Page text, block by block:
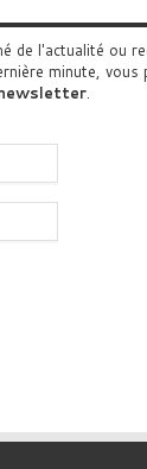
de l'actualité ou
minute, vous